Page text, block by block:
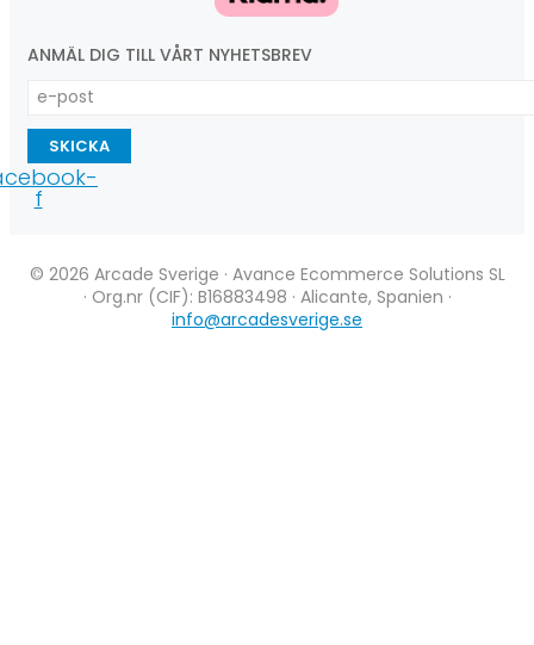
ANMÄL DIG TILL VÅRT NYHETSBREV
SKICKA
f
© 2026 Arcade Sverige · Avance Ecommerce Solutions SL
· Org.nr (CIF): B16883498 · Alicante, Spanien ·
info@arcadesverige.se